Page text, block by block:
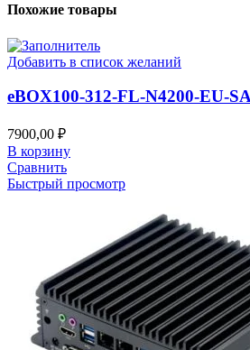
Похожие товары
Добавить в список желаний
eВOX100-312-FL-N4200-EU-
7900,00 ₽
В корзину
Сравнить
Быстрый просмотр